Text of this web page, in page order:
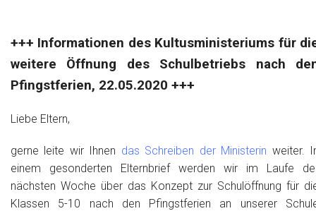
+++ Informationen des Kultusministeriums für
weitere Öffnung des Schulbetriebs nach
Pfingstferien, 22.05.2020 +++
Liebe Eltern,
gerne leite wir Ihnen das Schreiben der Ministerin weiter.
einem gesonderten Elternbrief werden wir im Laufe
nächsten Woche über das Konzept zur Schulöffnung für
Klassen 5-10 nach den Pfingstferien an unserer